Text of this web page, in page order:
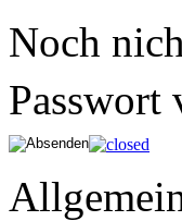
Noch
Passwort